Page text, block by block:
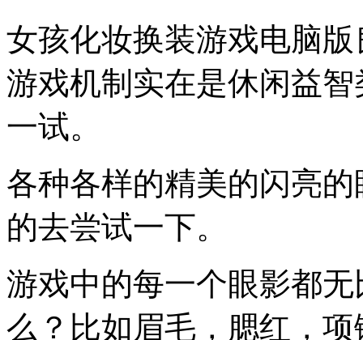
女孩化妆换装游戏电脑
游戏机制实在是休闲益
一试。
各种各样的精美的闪亮
的去尝试一下。
游戏中的每一个眼影都
么？比如眉毛，腮红，